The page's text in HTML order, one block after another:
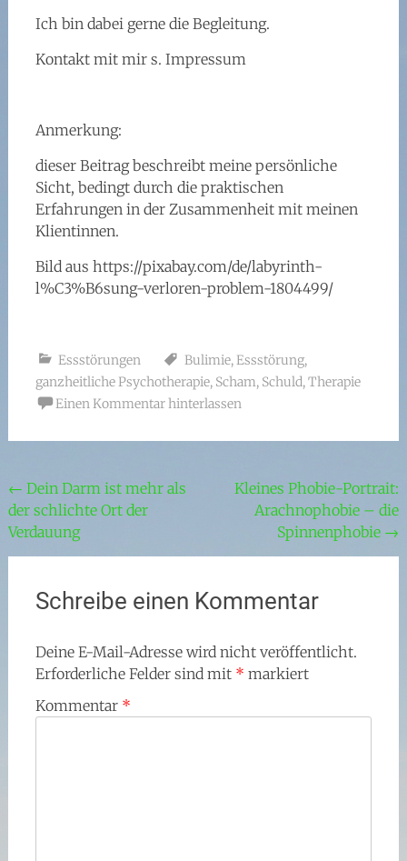
Ich bin dabei gerne die Begleitung.
Kontakt mit mir s. Impressum
Anmerkung:
dieser Beitrag beschreibt meine persönliche
Sicht, bedingt durch die praktischen
Erfahrungen in der Zusammenheit mit meinen
Klientinnen.
Bild aus https://pixabay.com/de/labyrinth-
l%C3%B6sung-verloren-problem-1804499/
Essstörungen Bulimie, Essstörung,
ganzheitliche Psychotherapie, Scham, Schuld, Therapie
Einen Kommentar hinterlassen
Beitragsnavigation
← Dein Darm ist mehr als
der schlichte Ort der
Verdauung
Kleines Phobie-Portrait:
Arachnophobie – die
Spinnenphobie →
Schreibe einen Kommentar
Deine E-Mail-Adresse wird nicht veröffentlicht.
Erforderliche Felder sind mit * markiert
Kommentar *